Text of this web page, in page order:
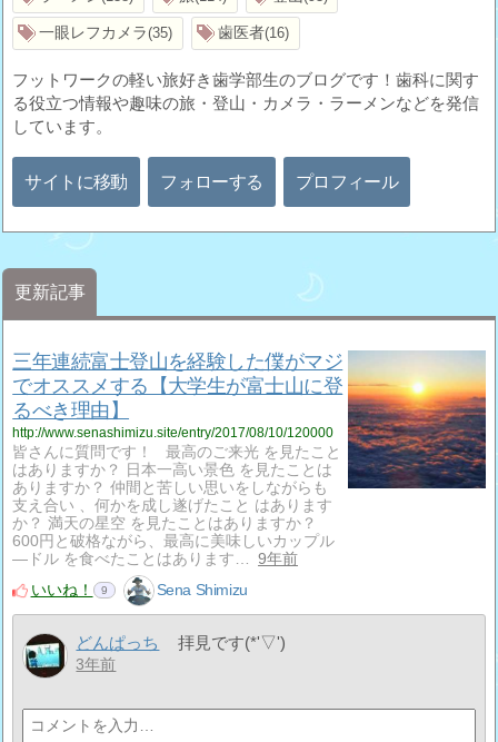
一眼レフカメラ 35 歯医者 16
フットワークの軽い旅好き歯学部生のブログです！歯科に関す
る役立つ情報や趣味の旅・登山・カメラ・ラーメンなどを発信
しています。
サイトに移動 フォローする プロフィール
更新記事
三年連続富士登山を経験した僕がマジ
でオススメする【大学生が富士山に登
るべき理由】
http://www.senashimizu.site/entry/2017/08/10/120000
皆さんに質問です！ 最高のご来光 を見たこと
はありますか？ 日本一高い景色 を見たことは
ありますか？ 仲間と苦しい思いをしながらも
支え合い 、何かを成し遂げたこと はあります
か？ 満天の星空 を見たことはありますか？
600円と破格ながら、最高に美味しいカップル
―ドル を食べたことはあります…
9年前
いいね！
9 Sena Shimizu
どんぱっち 拝見です(*'▽')
3年前